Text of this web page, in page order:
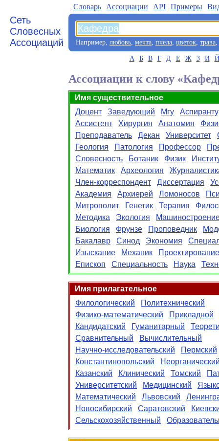
Сеть
Словесных
Ассоциаций
Словарь Aссоциации API Примеры
Например, любовь, мечта, пчела, цветок, трава,
А Б В Г Д Е Ж З И Й
Ассоциации к слову
Имя существительное
Доцент
Заведующий Мгу
Ассистент
Хирургия Анатомия
Преподаватель
Декан Университет
Геология
Патология Профессор
Словесность
Ботаник Физик
Математик
Археология
Член-корреспондент
Диссертация
Академия
Архиерей Ломоносов
Митрополит
Генетик Терапия
Методика
Экология
Биология
Фрунзе Проповедник
Бакалавр
Синод Экономия
Изыскание
Механик
Проектирование
Епископ
Специальность Наука
Имя прилагательное
Филологический
Политехнический
Физико-математический
Прикладной
Кандидатский
Гуманитарный
Сравнительный
Вычислительный
Научно-исследовательский
Пермский
Константинопольский
Казанский
Клинический Томский
Университетский
Медицинский
Математический
Львовский
Новосибирский
Саратовский
Сельскохозяйственный